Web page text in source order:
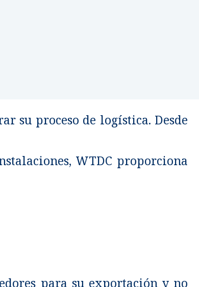
su proceso de logística. Desde
WTDC proporciona
para su exportación y no